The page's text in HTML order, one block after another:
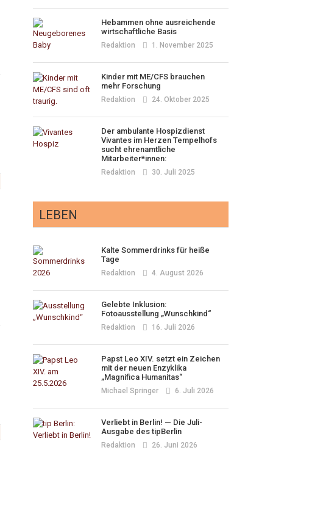
Hebammen ohne ausreichende
wirtschaftliche Basis
Redaktion 1. November 2025
Kinder mit ME/CFS brauchen
mehr Forschung
Redaktion 24. Oktober 2025
Der ambulante Hospizdienst
Vivantes im Herzen Tempelhofs
sucht ehrenamtliche
Mitarbeiter*innen:
Redaktion 30. Juli 2025
LEBEN
Kalte Sommerdrinks für heiße
Tage
Redaktion 4. August 2026
Gelebte Inklusion:
Fotoausstellung „Wunschkind“
Redaktion 16. Juli 2026
Papst Leo XIV. setzt ein Zeichen
mit der neuen Enzyklika
„Magnifica Humanitas“
Michael Springer 6. Juli 2026
Verliebt in Berlin! — Die Juli-
Ausgabe des tipBerlin
Redaktion 26. Juni 2026